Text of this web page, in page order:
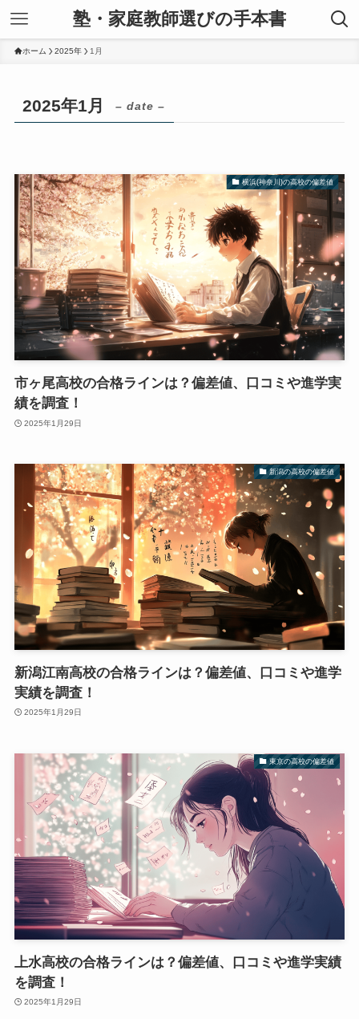
塾・家庭教師選びの手本書
ホーム 2025年 1月
2025年1月 – date –
横浜(神奈川)の高校の偏差値
市ヶ尾高校の合格ラインは？偏差値、口コミや進学実
績を調査！
2025年1月29日
新潟の高校の偏差値
新潟江南高校の合格ラインは？偏差値、口コミや進学
実績を調査！
2025年1月29日
東京の高校の偏差値
上水高校の合格ラインは？偏差値、口コミや進学実績
を調査！
2025年1月29日